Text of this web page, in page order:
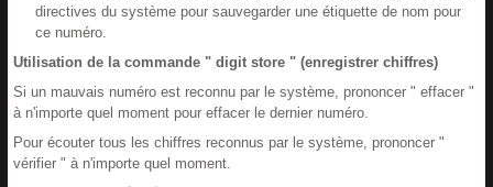
directives du système pour sauvegarder une étiquette de nom pour
ce numéro.
Utilisation de la commande " digit store " (enregistrer chiffres)
Si un mauvais numéro est reconnu par le système, prononcer " effacer "
à n'importe quel moment pour effacer le dernier numéro.
Pour écouter tous les chiffres reconnus par le système, prononcer "
vérifier " à n'importe quel moment.